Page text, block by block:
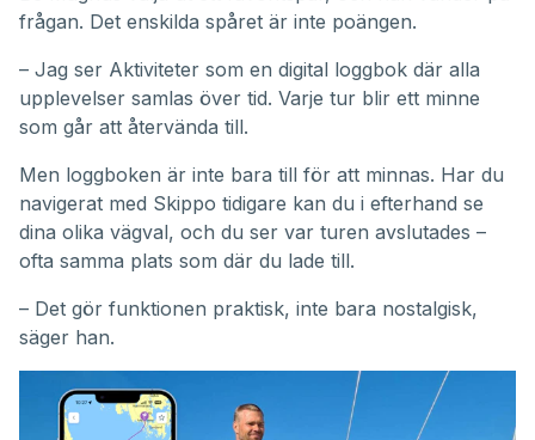
frågan. Det enskilda spåret är inte poängen.
– Jag ser Aktiviteter som en digital loggbok där alla
upplevelser samlas över tid. Varje tur blir ett minne
som går att återvända till.
Men loggboken är inte bara till för att minnas. Har du
navigerat med Skippo tidigare kan du i efterhand se
dina olika vägval, och du ser var turen avslutades –
ofta samma plats som där du lade till.
– Det gör funktionen praktisk, inte bara nostalgisk,
säger han.